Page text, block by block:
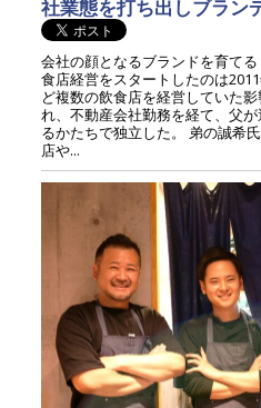
社業態を打ち出しブラン
会社の顔となるブランドを育て
食店経営をスタートしたのは
ど複数の飲食店を経営していた
れ、不動産会社勤務を経て、父
るかたちで独立した。 弟の誠希
店や...